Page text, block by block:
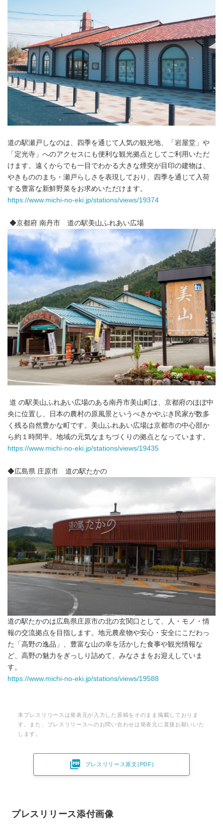
道の駅瀬戸しなのは、四季を通じて人気の観光地、「岩屋堂」や
「定光寺」へのアクセスにも便利な観光拠点としてご利用いただ
けます。遠くからでも一目でわかる大きな煙突が目印の建物は、
やきもののまち・瀬戸らしさを表現しており、四季を通じて入荷
する豊富な新鮮野菜をお求めいただけます。
https://www.michi-no-eki.jp/stations/views/19374
◆京都府 南丹市 道の駅美山ふれあい広場
道 の駅美山ふれあい広場のある南丹市美山町は、京都府のほぼ中
央に位置し、日本の農村の原風景というべきかやぶき民家が数多
く残る自然豊かな町です。美山ふれあい広場は京都市の中心部か
ら約１時間半。地域の元気なまちづくりの拠点となっています。
https://www.michi-no-eki.jp/stations/views/19435
◆広島県 庄原市 道の駅たかの
道の駅たかのは広島県庄原市の北の玄関口として、人・モノ・情
報の交流拠点を目指します。地元農産物や安心・安全にこだわっ
た「高野の逸品」、豊富な山の幸を活かした食事や観光情報な
ど、高野の魅力をぎっしり詰めて、みなさまをお迎えしていま
す。
https://www.michi-no-eki.jp/stations/views/19588
本プレスリリースは発表元が入力した原稿をそのまま掲載しておりま
す。また、プレスリリースへのお問い合わせは発表元に直接お願いいた
します。
 プレスリリース原文(PDF)
プレスリリース添付画像